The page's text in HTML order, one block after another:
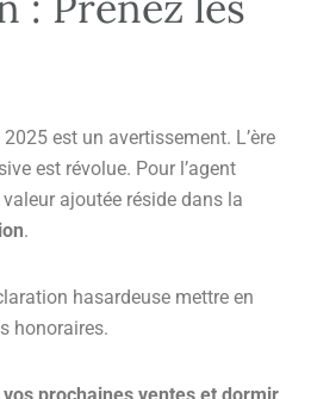
est un avertissement. L’ère
est révolue. Pour l’agent
ajoutée réside dans la
.
hasardeuse mettre en
honoraires.